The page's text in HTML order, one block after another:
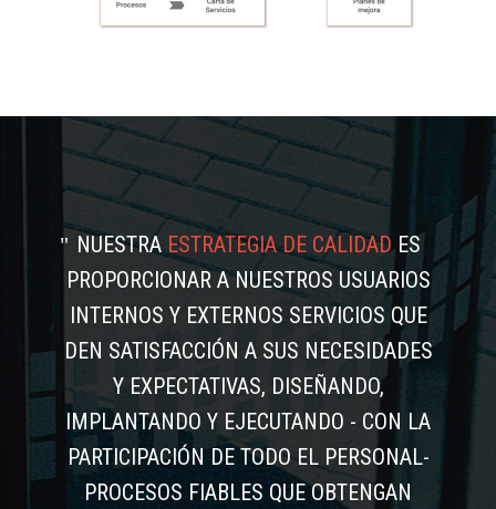
NUESTRAESTRATEGIA DE CALIDADES
PROPORCIONAR A NUESTROS USUARIOS
INTERNOS Y EXTERNOS SERVICIOS QUE
DEN SATISFACCIÓN A SUS NECESIDADES
Y EXPECTATIVAS, DISEÑANDO,
IMPLANTANDO Y EJECUTANDO - CON LA
PARTICIPACIÓN DE TODO EL PERSONAL-
PROCESOS FIABLES QUE OBTENGAN